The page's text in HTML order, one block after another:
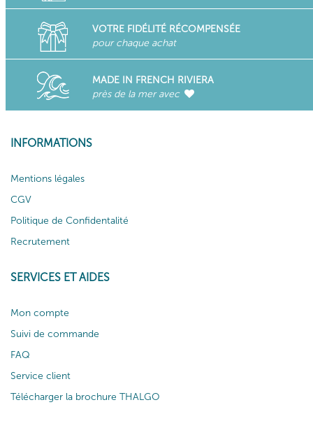
VOTRE FIDÉLITÉ RÉCOMPENSÉE
pour chaque achat
MADE IN FRENCH RIVIERA
près de la mer avec
INFORMATIONS
Mentions légales
CGV
Politique de Confidentalité
Recrutement
SERVICES ET AIDES
Mon compte
Suivi de commande
FAQ
Service client
Télécharger la brochure THALGO